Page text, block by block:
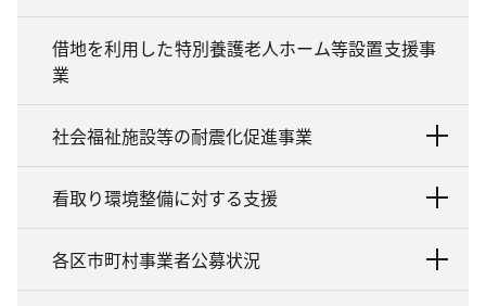
借地を利用した特別養護老人ホーム等設置支援事
業
社会福祉施設等の耐震化促進事業
看取り環境整備に対する支援
各区市町村事業者公募状況